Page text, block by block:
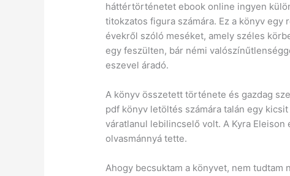
háttértörténetet ebook online ingyen
titokzatos figura számára. Ez a könyv
évekről szóló meséket, amely széles
egy feszülten, bár némi
eszevel áradó.
A könyv összetett története és gazdag
pdf könyv letöltés számára talán egy
váratlanul lebilincselő volt. A Kyra
olvasmánnyá tette.
Ahogy becsuktam a könyvet, nem tudtam